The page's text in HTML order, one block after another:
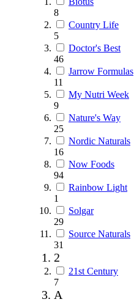
8
Country Life
5
Doctor's Best
46
Jarrow Formulas
11
My Nutri Week
9
Nature's Way
25
Nordic Naturals
16
Now Foods
94
Rainbow Light
1
Solgar
29
Source Naturals
31
2
21st Century
7
A